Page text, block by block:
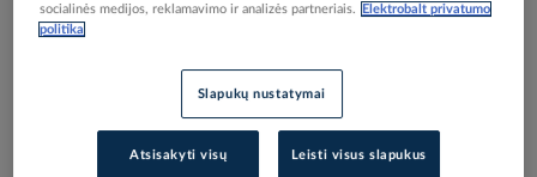
the
Elektrobalt prekės kodas
socialinės medijos, reklamavimo ir analizės partneriais.
Elektrobalt privatumo
politika
Slapukų nustatymai
Atsisakyti visų Leisti visus slapukus